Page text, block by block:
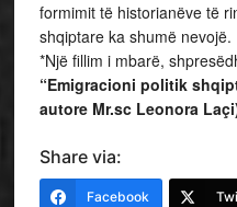
formimit të historianëve të
shqiptare ka shumë nevojë.
*Një fillim i mbarë,
“Emigracioni politik
autore Mr.sc Leonora
Share via:
Facebook